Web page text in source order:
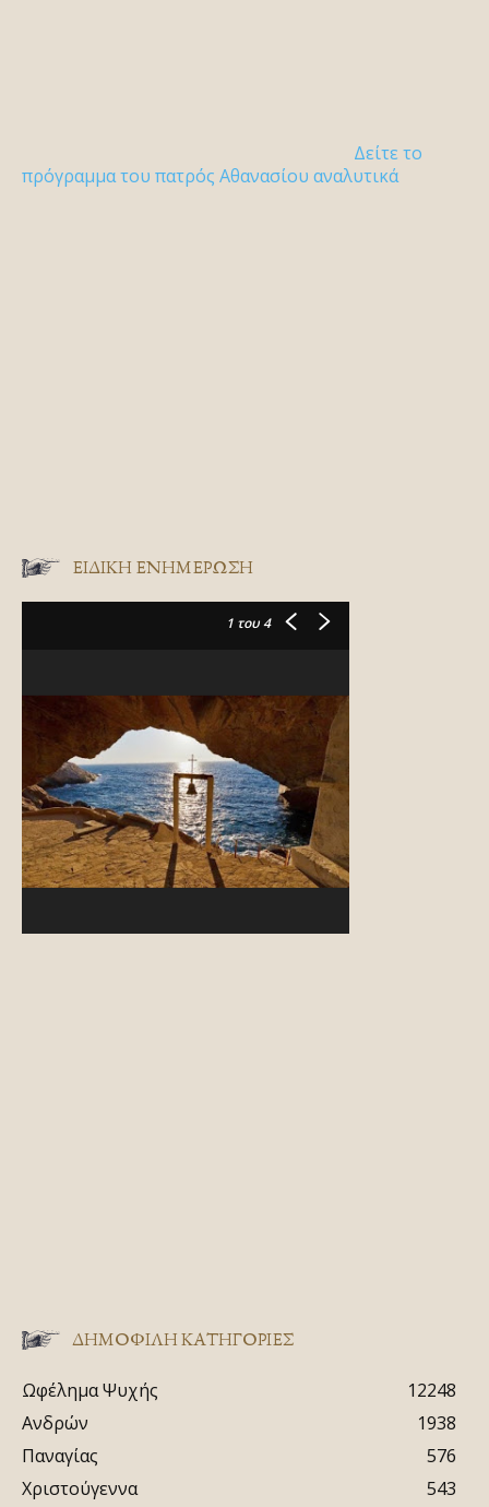
Δείτε το
πρόγραμμα του πατρός Αθανασίου αναλυτικά
ΕΙΔΙΚΉ ΕΝΗΜΈΡΩΣΗ
1 του 4
ΔΗΜΟΦΙΛΗ ΚΑΤΗΓΟΡΙΕΣ
Ωφέλημα Ψυχής
12248
Ανδρών
1938
Παναγίας
576
Χριστούγεννα
543